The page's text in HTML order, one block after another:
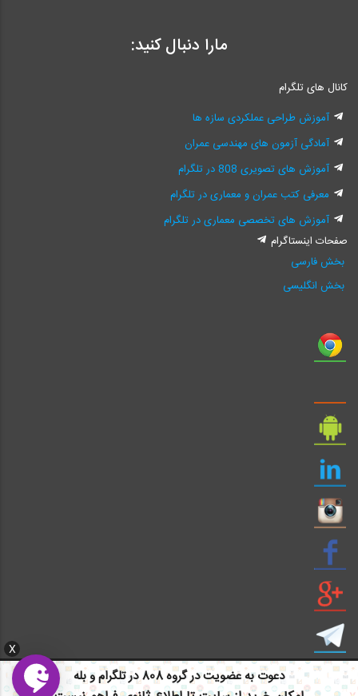
X
دعوت به عضویت در گروه 808 در تلگرام و بله
مارا دنبال کنید:
کانال های تلگرام
آموزش طراحی عملکردی سازه ها
آمادگی آزمون های مهندسی عمران
آموزش های تصویری 808 در تلگرام
معرفی کتب عمران و معماری در تلگرام
آموزش های تخصصی معماری در تلگرام
صفحات اینستاگرام
بخش فارسی
بخش انگلیسی